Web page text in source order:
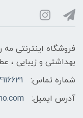
فروشگاه اینترنتی مه‌
بهداشتی و زیبایی ،
شماره تماس:
آدرس ایمیل: